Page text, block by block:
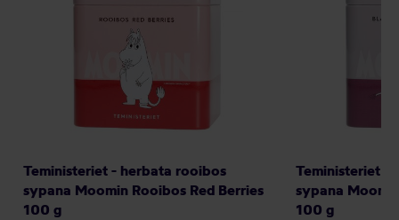
Teministeriet - herbata rooibos
sypana Moomin Rooibos Red Berries
100 g
Teministeriet -
sypana
100 g